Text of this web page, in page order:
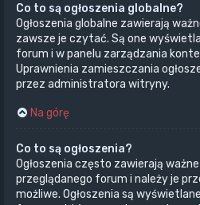
Co to są ogłoszenia globalne?
Ogłoszenia globalne zawierają
zawsze je czytać. Są one
forum i w panelu zarządzania
Uprawnienia zamieszczania
przez administratora witryny.
Na górę
Co to są ogłoszenia?
Ogłoszenia często zawierają
przeglądanego forum i należy je
możliwe. Ogłoszenia są